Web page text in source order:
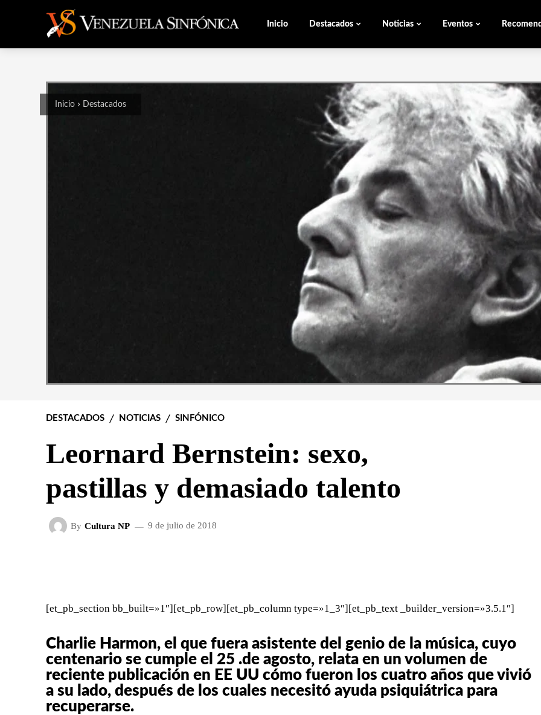
Inicio Destacados Noticias Eventos
Inicio Destacados
DESTACADOS NOTICIAS SINFÓNICO
Leornard Bernstein: sexo,
pastillas y demasiado talento
By Cultura NP 9 de julio de 2018
[et_pb_section bb_built=»1″][et_pb_row][et_pb_column type=»1_3″][et_pb_text _builder_version=»3.5.1″]
Charlie Harmon, el que fuera asistente del genio de la música, cuyo
centenario se cumple el 25 .de agosto, relata en un volumen de
reciente publicación en EE UU cómo fueron los cuatro años que vivió
a su lado, después de los cuales necesitó ayuda psiquiátrica para
recuperarse.